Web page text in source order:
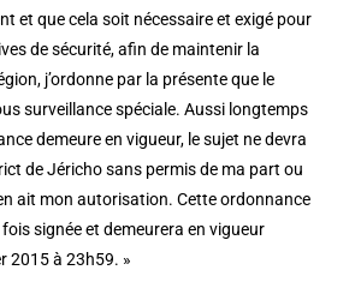
et que cela soit nécessaire et exigé pour
de sécurité, afin de maintenir la
j’ordonne par la présente que le
surveillance spéciale. Aussi longtemps
demeure en vigueur, le sujet ne devra
de Jéricho sans permis de ma part ou
ait mon autorisation. Cette ordonnance
signée et demeurera en vigueur
2015 à 23h59. »